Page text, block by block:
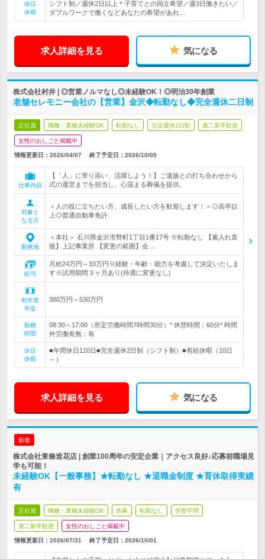
休日
休暇
シフト制／週休2日以上＊子育てとの両立希望／週3日働きたい／
ダブルワークで働くなどあなたの希望があれ…
求人詳細を見る 気になる
株式会社村井 | ◎営業ノルマなし◎未経験OK！◎明治30年創業
老舗セレモニー会社の【営業】金沢◆転勤なし◆完全週休二日制
正社員 職種・業種未経験OK 転勤なし 完全週休2日制 第二新卒歓迎
女性のおしごと掲載中
情報更新日：2026/04/07 終了予定日： 2026/10/05
仕事内容
【「人」に寄り添い、活躍しよう！】ご遺族との打ち合わせから
式の運営までを担当し、心温まる葬儀を提供。
対象と
なる方
＜人の役に立ちたい方、成長したい方を歓迎します！＞◎高卒以
上◎普通自動車免許
勤務地
＜本社＞ 石川県金沢市野町1丁目1番17号 ※転勤なし 【雇入れ直
後】上記事業所 【変更の範囲】会…
給与
月給24万円～33万円※経験・年齢・能力を考慮して決定いたしま
す※試用期間３ヶ月あり(待遇に変更なし)
初年度
年収
380万円～530万円
勤務
時間
08:30～17:00（所定労働時間7時間30分）* 休憩時間：60分* 時間
外労働有無：有
休日
休暇
■年間休日110日■完全週休2日制（シフト制）■有給休暇（10日
～）
求人詳細を見る 気になる
新着
株式会社東條造花店 | 創業100周年の安定企業｜アクセス良好♪応募前職場見
学も可能！
未経験OK【一般事務】★転勤なし ★退職金制度 ★育休取得実績
有
正社員 職種・業種未経験OK 急募 転勤なし 学歴不問
第二新卒歓迎 女性のおしごと掲載中
情報更新日：2026/07/31 終了予定日： 2026/10/01